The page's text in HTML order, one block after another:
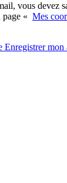
vous devez
page « Mes
Enregistrermon